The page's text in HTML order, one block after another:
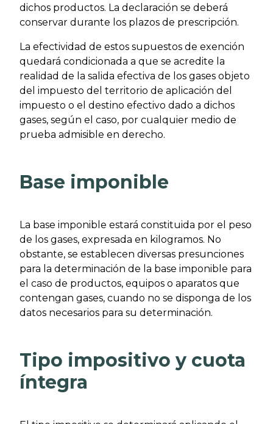
dichos productos. La declaración se deberá
conservar durante los plazos de prescripción.
La efectividad de estos supuestos de exención
quedará condicionada a que se acredite la
realidad de la salida efectiva de los gases objeto
del impuesto del territorio de aplicación del
impuesto o el destino efectivo dado a dichos
gases, según el caso, por cualquier medio de
prueba admisible en derecho.
Base imponible
La base imponible estará constituida por el peso
de los gases, expresada en kilogramos. No
obstante, se establecen diversas presunciones
para la determinación de la base imponible para
el caso de productos, equipos o aparatos que
contengan gases, cuando no se disponga de los
datos necesarios para su determinación.
Tipo impositivo y cuota
íntegra